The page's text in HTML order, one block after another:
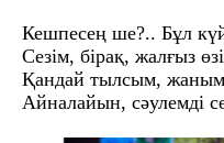
Кешпесең ше?.. Бұл
Сезім, бірақ, жалғыз
Қандай тылсым,
Айналайын, сәулемді